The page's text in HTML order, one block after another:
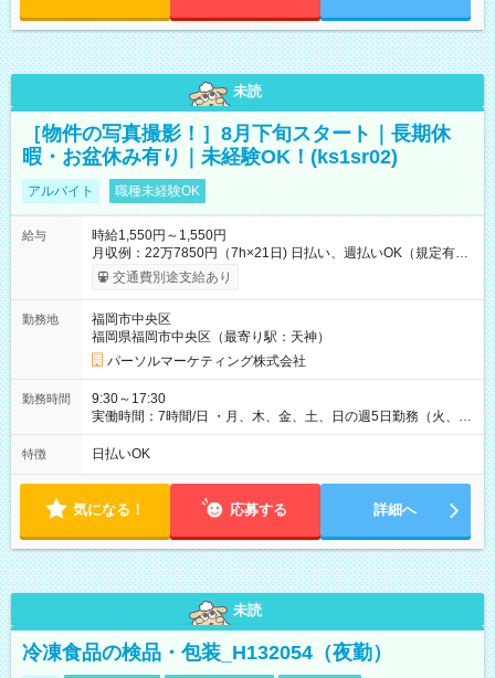
未読
［物件の写真撮影！］8月下旬スタート｜長期休
暇・お盆休み有り｜未経験OK！(ks1sr02)
アルバイト 職種未経験OK
給与
時給1,550円～1,550円
月収例：22万7850円（7h×21日) 日払い、週払いOK（規定有
り） 【試用期間】試用期間なし
交通費別途支給あり
勤務地
福岡市中央区
福岡県福岡市中央区（最寄り駅：天神）
パーソルマーケティング株式会社
勤務時間
9:30～17:30
実働時間：7時間/日 ・月、木、金、土、日の週5日勤務（火、水
は固定休です／GW、お盆、年末年始等、長期休暇有り！） ・
ワンシフト！ ・残業ほぼナシ（0～5h/月）
特徴 日払いOK
気になる！ 応募する 詳細へ
未読
冷凍食品の検品・包装_H132054（夜勤）